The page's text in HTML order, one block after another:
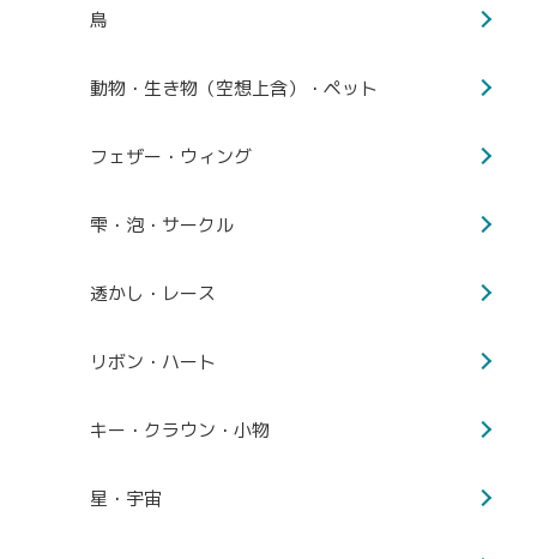
鳥
動物・生き物（空想上含）・ペット
フェザー・ウィング
雫・泡・サークル
透かし・レース
リボン・ハート
キー・クラウン・小物
星・宇宙